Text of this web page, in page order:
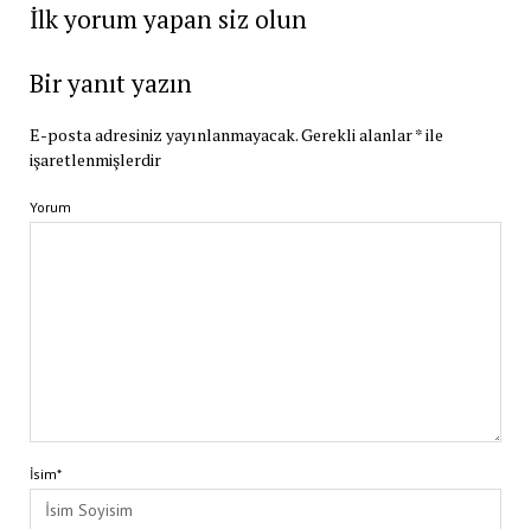
İlk yorum yapan siz olun
Bir yanıt yazın
E-posta adresiniz yayınlanmayacak.Gerekli alanlar*ile
işaretlenmişlerdir
Yorum
İsim*